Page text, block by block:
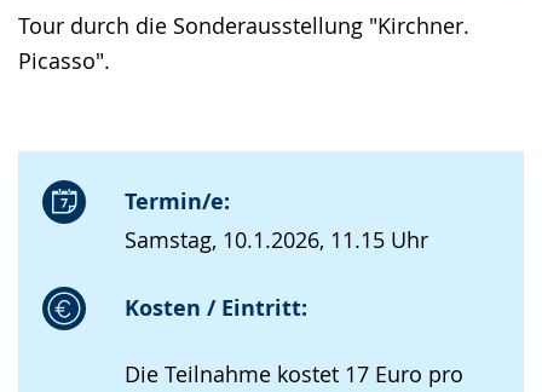
Tour durch die Sonderausstellung "Kirchner.
Picasso".
Termin/e:
Samstag, 10.1.2026, 11.15 Uhr
Kosten / Eintritt:
Die Teilnahme kostet 17 Euro pro